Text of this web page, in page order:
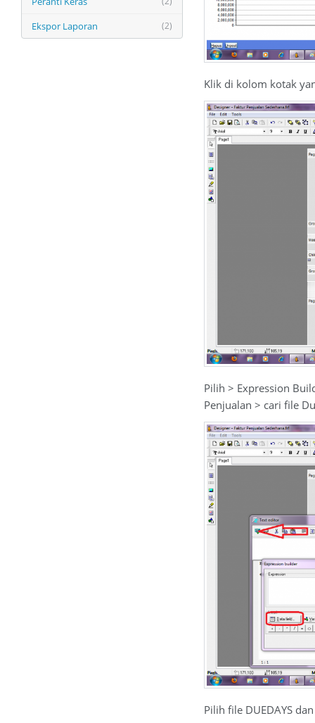
(2)
Ekspor Laporan
Klik di kolom kotak
Pilih > Expression
Penjualan > cari file
Pilih file DUEDAYS